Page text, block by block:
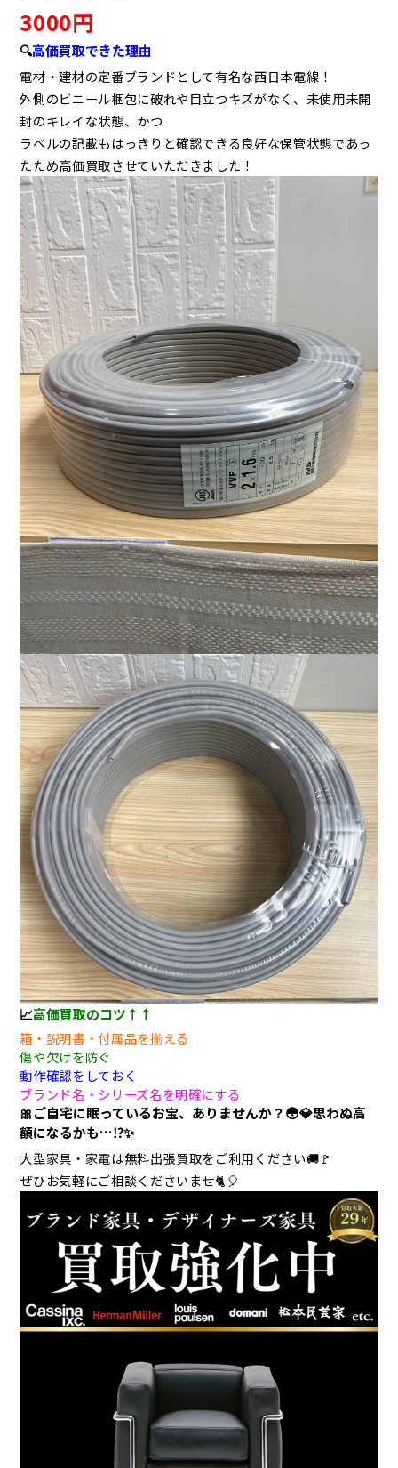
3000円
🔍高価買取できた理由
電材・建材の定番ブランドとして有名な西日本電線！
外側のビニール梱包に破れや目立つキズがなく、未使用未開
封のキレイな状態、かつ
ラベルの記載もはっきりと確認できる良好な保管状態であっ
たため高価買取させていただきました！
📈高価買取のコツ↑↑
箱・説明書・付属品を揃える
傷や欠けを防ぐ
動作確認をしておく
ブランド名・シリーズ名を明確にする
🎀ご自宅に眠っているお宝、ありませんか？😳💎思わぬ高
額になるかも…⁉️✨
大型家具・家電は無料出張買取をご利用ください🚚🚩
ぜひお気軽にご相談くださいませ🐈🎈